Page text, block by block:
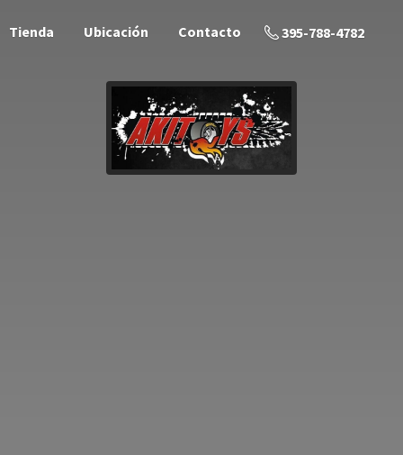
Tienda Ubicación Contacto 395-788-4782